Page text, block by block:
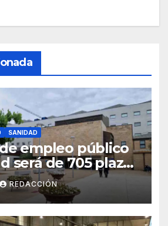
SANIDAD
empleo público
será de 705 plazas
REDACCIÓN